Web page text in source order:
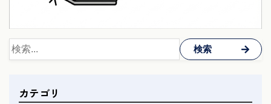
検索
カテゴリ